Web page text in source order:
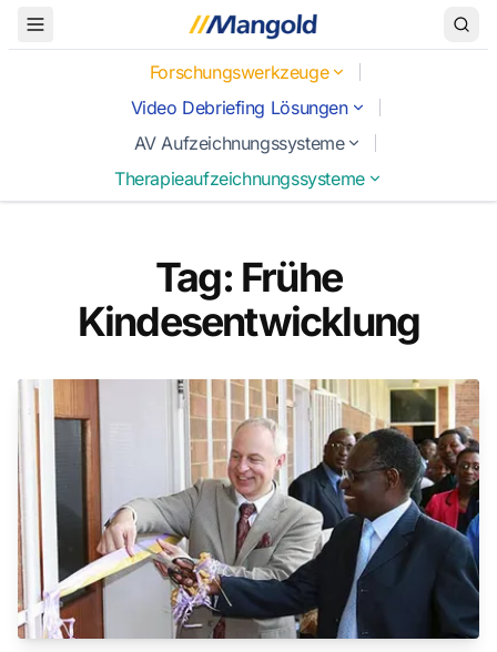
Toggle Menu
Forschungswerkzeuge
Video Debriefing Lösungen
AV Aufzeichnungssysteme
Therapieaufzeichnungssysteme
Tag: Frühe
Kindesentwicklung